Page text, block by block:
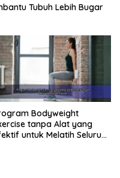
Tubuh Lebih Bugar
Bodyweight
tanpa Alat yang
untuk Melatih Seluruh